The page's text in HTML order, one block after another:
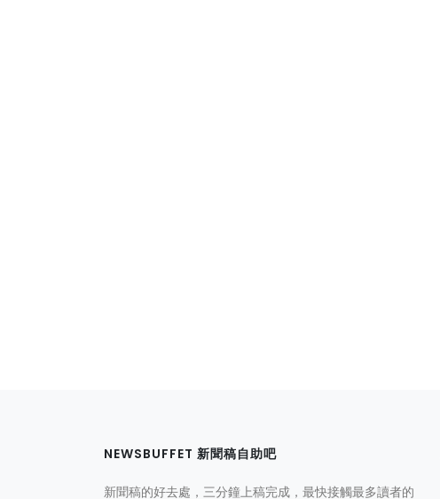
NEWSBUFFET 新聞稿自助吧
新聞稿的好去處，三分鐘上稿完成，最快接觸最多讀者的